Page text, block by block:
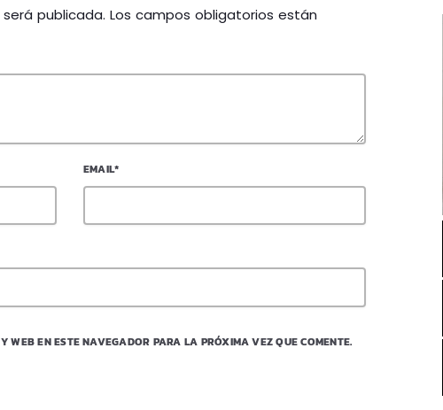
publicada. Los campos obligatorios están
EMAIL*
WEB EN ESTE NAVEGADOR PARA LA PRÓXIMA VEZ QUE COMENTE.